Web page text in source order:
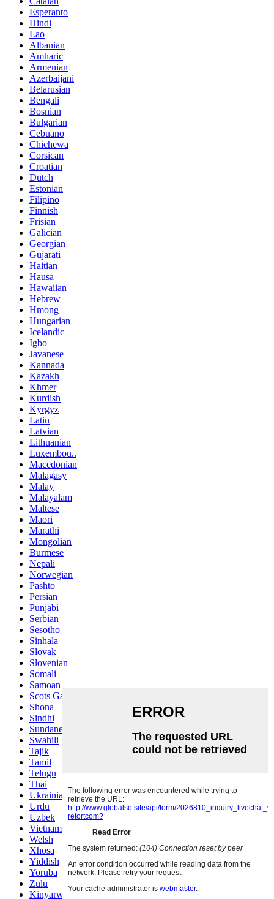
Esperanto
Hindi
Lao
Albanian
Amharic
Armenian
Azerbaijani
Belarusian
Bengali
Bosnian
Bulgarian
Cebuano
Chichewa
Corsican
Croatian
Dutch
Estonian
Filipino
Finnish
Frisian
Galician
Georgian
Gujarati
Haitian
Hausa
Hawaiian
Hebrew
Hmong
Hungarian
Icelandic
Igbo
Javanese
Kannada
Kazakh
Khmer
Kurdish
Kyrgyz
Latin
Latvian
Lithuanian
Luxembou..
Macedonian
Malagasy
Malay
Malayalam
Maltese
Maori
Marathi
Mongolian
Burmese
Nepali
Norwegian
Pashto
Persian
Punjabi
Serbian
Sesotho
Sinhala
Slovak
Slovenian
Somali
Samoan
Scots Gaelic
Shona
Sindhi
Sundanese
Swahili
Tajik
Tamil
Telugu
Thai
Ukrainian
Urdu
Uzbek
Vietnamese
Welsh
Xhosa
Yiddish
Yoruba
Zulu
Kinyarwanda